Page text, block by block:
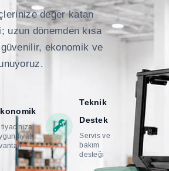
değer katan
uzun dönemden kısa
ekonomik ve
fiyat
Teknik
Destek
Servis ve
bakım
desteği